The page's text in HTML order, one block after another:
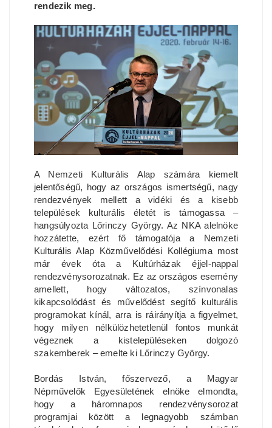
rendezik meg.
A Nemzeti Kulturális Alap számára kiemelt
jelentőségű, hogy az országos ismertségű, nagy
rendezvények mellett a vidéki és a kisebb
települések kulturális életét is támogassa –
hangsúlyozta Lőrinczy György. Az NKA alelnöke
hozzátette, ezért fő támogatója a Nemzeti
Kulturális Alap Közművelődési Kollégiuma most
már évek óta a Kultúrházak éjjel-nappal
rendezvénysorozatnak. Ez az országos esemény
amellett, hogy változatos, színvonalas
kikapcsolódást és művelődést segítő kulturális
programokat kínál, arra is ráirányítja a figyelmet,
hogy milyen nélkülözhetetlenül fontos munkát
végeznek a kistelepüléseken dolgozó
szakemberek – emelte ki Lőrinczy György.
Bordás István, főszervező, a Magyar
Népművelők Egyesületének elnöke elmondta,
hogy a háromnapos rendezvénysorozat
programjai között a legnagyobb számban